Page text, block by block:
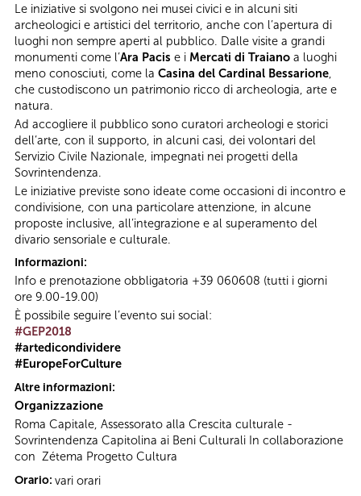
Le iniziative si svolgono nei musei civici e in alcuni siti
archeologici e artistici del territorio, anche con l’apertura di
luoghi non sempre aperti al pubblico. Dalle visite a grandi
monumenti come l’Ara Pacis e i Mercati di Traiano a luoghi
meno conosciuti, come la Casina del Cardinal Bessarione,
che custodiscono un patrimonio ricco di archeologia, arte e
natura.
Ad accogliere il pubblico sono curatori archeologi e storici
dell’arte, con il supporto, in alcuni casi, dei volontari del
Servizio Civile Nazionale, impegnati nei progetti della
Sovrintendenza.
Le iniziative previste sono ideate come occasioni di incontro e
condivisione, con una particolare attenzione, in alcune
proposte inclusive, all’integrazione e al superamento del
divario sensoriale e culturale.
Informazioni:
Info e prenotazione obbligatoria +39 060608 (tutti i giorni
ore 9.00-19.00)
È possibile seguire l’evento sui social:
#GEP2018
#artedicondividere
#EuropeForCulture
Altre informazioni:
Organizzazione
Roma Capitale, Assessorato alla Crescita culturale -
Sovrintendenza Capitolina ai Beni Culturali In collaborazione
con Zétema Progetto Cultura
Orario: vari orari